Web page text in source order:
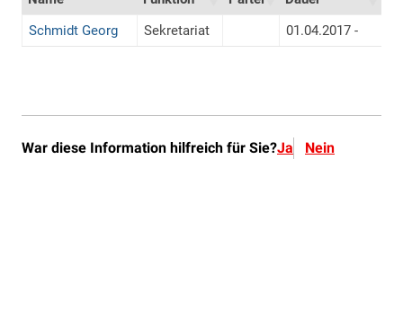
War diese Information hilfreich für Sie?Ja Nein